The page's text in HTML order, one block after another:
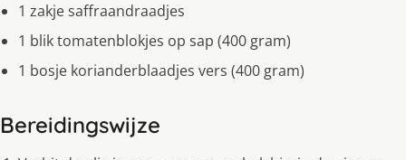
1 zakje saffraandraadjes
1 blik tomatenblokjes op sap (400 gram)
1 bosje korianderblaadjes vers (400 gram)
Bereidingswijze